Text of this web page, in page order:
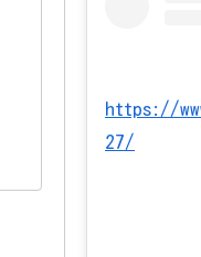
https://
27/